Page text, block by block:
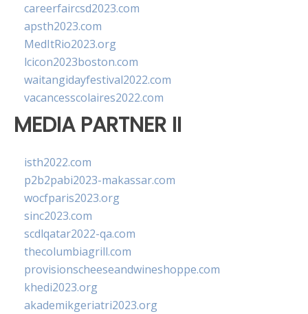
careerfaircsd2023.com
apsth2023.com
MedItRio2023.org
lcicon2023boston.com
waitangidayfestival2022.com
vacancesscolaires2022.com
MEDIA PARTNER II
isth2022.com
p2b2pabi2023-makassar.com
wocfparis2023.org
sinc2023.com
scdlqatar2022-qa.com
thecolumbiagrill.com
provisionscheeseandwineshoppe.com
khedi2023.org
akademikgeriatri2023.org